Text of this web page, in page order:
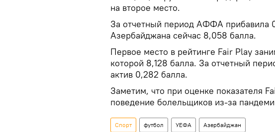
на второе место.
За отчетный период АФФА прибавила
Азербайджана сейчас 8,058 балла.
Первое место в рейтинге Fair Play
которой 8,128 балла. За отчетный
актив 0,282 балла.
Заметим, что при оценке показателя
поведение болельщиков из-за
Спорт футбол УЕФА Азербайджан